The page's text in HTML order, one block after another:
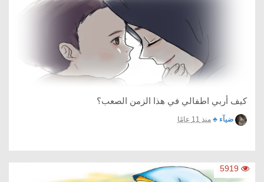
كيف أربي اطفالي في هذا الزمن الصعب؟
ضيآء ♣ منذ 11 عامًا
5919